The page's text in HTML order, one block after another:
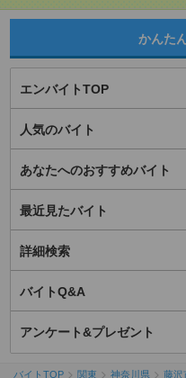
かんた
エンバイトTOP
人気のバイト
あなたへのおすすめバイト
最近見たバイト
詳細検索
バイトQ&A
アンケート&プレゼント
バイトTOP 関東 神奈川県 藤沢